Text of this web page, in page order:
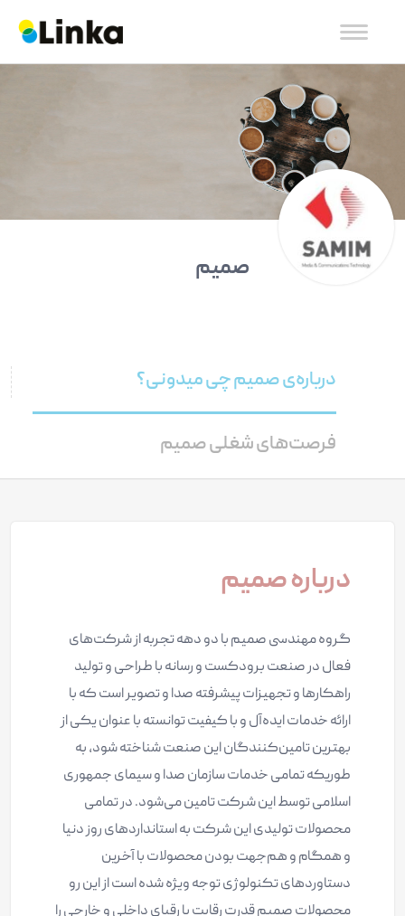
صمیم
درباره‌ی صمیم چی میدونی؟
فرصت‌های شغلی صمیم
درباره صمیم
گروه مهندسی صمیم با دو دهه تجربه از شرکت‌های
فعال در صنعت برودکست و رسانه با طراحی و تولید
راهکارها و تجهیزات پیشرفته صدا و تصویر است که با
ارائه خدمات ایده‌آل و با کیفیت توانسته با عنوان یکی از
بهترین تامین‌کنندگان این صنعت شناخته شود، به
طوریکه تمامی خدمات سازمان صدا و سیمای جمهوری
اسلامی توسط این شرکت تامین می‌شود. در تمامی
محصولات تولیدی این شرکت به استانداردهای روز دنیا
و همگام و هم‌جهت بودن محصولات با آخرین
دستاوردهای تکنولوژی توجه ویژه شده است از این رو
محصولات صمیم قدرت رقابت با رقبای داخلی و خارجی را